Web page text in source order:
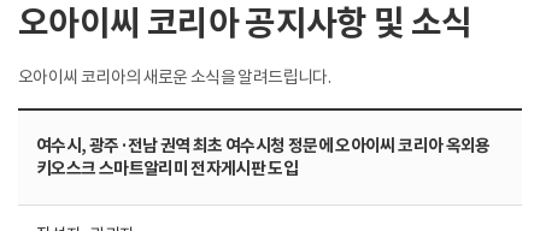
R
E
A
오아이씨 코리아 공지사항 및 소식
오아이씨 코리아의 새로운 소식을 알려드립니다.
여수시, 광주·전남 권역 최초 여수시청 정문에 오아이씨 코리아 옥외용
키오스크 스마트알리미 전자게시판 도입